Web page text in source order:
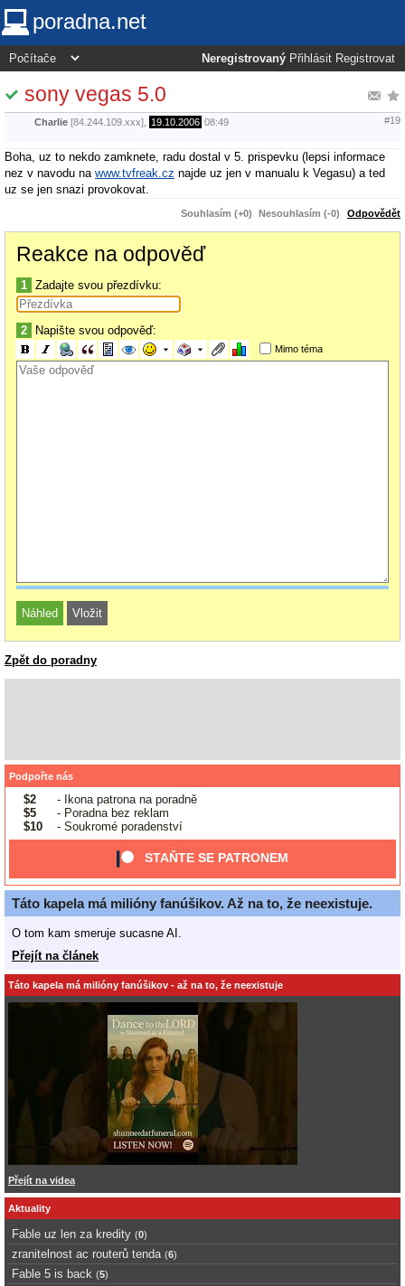
poradna.net
Neregistrovaný Přihlásit Registrovat
sony vegas 5.0
Charlie [84.244.109.xxx], 19.10.2006 08:49 #19
Boha, uz to nekdo zamknete, radu dostal v 5. prispevku (lepsi informace
nez v navodu na www.tvfreak.cz najde uz jen v manualu k Vegasu) a ted
uz se jen snazi provokovat.
Souhlasím (+0) Nesouhlasím (-0) Odpovědět
Reakce na odpověď
1 Zadajte svou přezdívku:
2 Napište svou odpověď:
Mimo téma
Zpět do poradny
Podpořte nás
$2
- Ikona patrona na poradně
$5
- Poradna bez reklam
$10
- Soukromé poradenství
STAŇTE SE PATRONEM
Táto kapela má milióny fanúšikov. Až na to, že neexistuje.
O tom kam smeruje sucasne AI.
Přejít na článek
Táto kapela má milióny fanúšikov - až na to, že neexistuje
Přejít na videa
Aktuality
Fable uz len za kredity (0)
zranitelnost ac routerů tenda (6)
Fable 5 is back (5)